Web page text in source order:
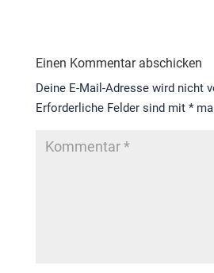
Einen Kommentar abschicken
Deine E-Mail-Adresse wird nicht
Erforderliche Felder sind mit *